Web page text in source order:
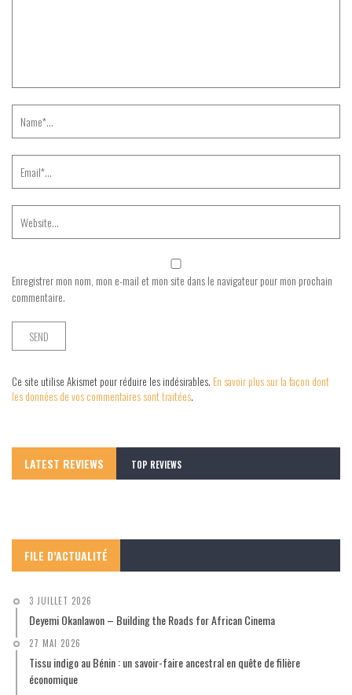
Enregistrer mon nom, mon e-mail et mon site dans le navigateur pour mon prochain
commentaire.
Ce site utilise Akismet pour réduire les indésirables. En savoir plus sur la façon dont
les données de vos commentaires sont traitées.
LATEST REVIEWS TOP REVIEWS
FILE D’ACTUALITÉ
3 JUILLET 2026
Deyemi Okanlawon – Building the Roads for African Cinema
27 MAI 2026
Tissu indigo au Bénin : un savoir-faire ancestral en quête de filière
économique